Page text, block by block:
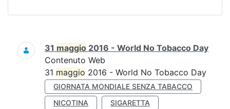
Ricerca
31 maggio 2016 - World No Tobacco Day
Contenuto Web
31 maggio 2016 - World No Tobacco Day
GIORNATA MONDIALE SENZA TABACCO
NICOTINA
SIGARETTA